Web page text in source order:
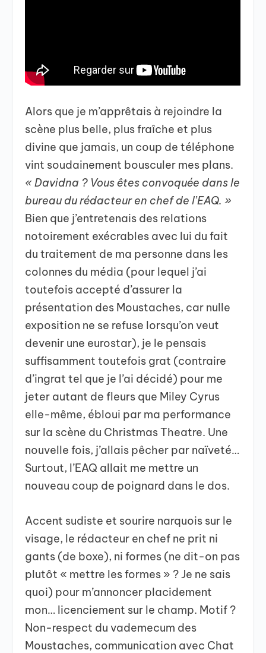
Alors que je m’apprêtais à rejoindre la
scène plus belle, plus fraîche et plus
divine que jamais, un coup de téléphone
vint soudainement bousculer mes plans.
« Davidna ? Vous êtes convoquée dans le
bureau du rédacteur en chef de l’EAQ. »
Bien que j’entretenais des relations
notoirement exécrables avec lui du fait
du traitement de ma personne dans les
colonnes du média (pour lequel j’ai
toutefois accepté d’assurer la
présentation des Moustaches, car nulle
exposition ne se refuse lorsqu’on veut
devenir une eurostar), je le pensais
suffisamment toutefois grat (contraire
d’ingrat tel que je l’ai décidé) pour me
jeter autant de fleurs que Miley Cyrus
elle-même, ébloui par ma performance
sur la scène du Christmas Theatre. Une
nouvelle fois, j’allais pêcher par naïveté…
Surtout, l’EAQ allait me mettre un
nouveau coup de poignard dans le dos.
Accent sudiste et sourire narquois sur le
visage, le rédacteur en chef ne prit ni
gants (de boxe), ni formes (ne dit-on pas
plutôt « mettre les formes » ? Je ne sais
quoi) pour m’annoncer placidement
mon… licenciement sur le champ. Motif ?
Non-respect du vademecum des
Moustaches, communication avec Chat